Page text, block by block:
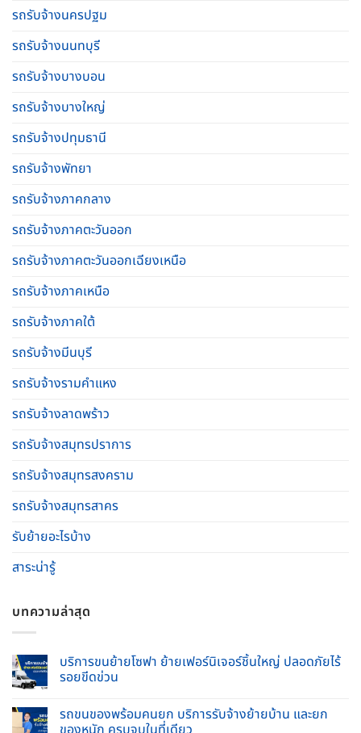
รถรับจ้างนครปฐม
รถรับจ้างนนทบุรี
รถรับจ้างบางบอน
รถรับจ้างบางใหญ่
รถรับจ้างปทุมธานี
รถรับจ้างพัทยา
รถรับจ้างภาคกลาง
รถรับจ้างภาคตะวันออก
รถรับจ้างภาคตะวันออกเฉียงเหนือ
รถรับจ้างภาคเหนือ
รถรับจ้างภาคใต้
รถรับจ้างมีนบุรี
รถรับจ้างรามคําแหง
รถรับจ้างลาดพร้าว
รถรับจ้างสมุทรปราการ
รถรับจ้างสมุทรสงคราม
รถรับจ้างสมุทรสาคร
รับย้ายอะไรบ้าง
สาระน่ารู้
บทความล่าสุด
บริการขนย้ายโซฟา ย้ายเฟอร์นิเจอร์ชิ้นใหญ่ ปลอดภัยไร้
รอยขีดข่วน
on
บริการ
รถขนของพร้อมคนยก บริการรับจ้างย้ายบ้าน และยก